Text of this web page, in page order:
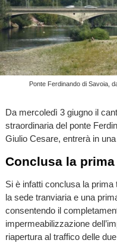
Ponte Ferdinando di Savoia,
Da mercoledì 3 giugno il
straordinaria del ponte
Giulio Cesare, entrerà in
Conclusa la
Si è infatti conclusa la
la sede tranviaria e una
consentendo il
impermeabilizzazione
riapertura al traffico delle